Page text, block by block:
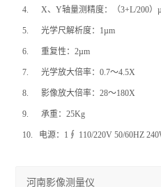
4.X、Y轴量测精度：（3+L/200）
5.光学尺解析度：1µm
6.重复性：2µm
7.光学放大倍率：0.7～4.5X
8.影像放大倍率：28～180X
9.承重：25Kg
10. 电源：1∮ 110/220V 50/60HZ